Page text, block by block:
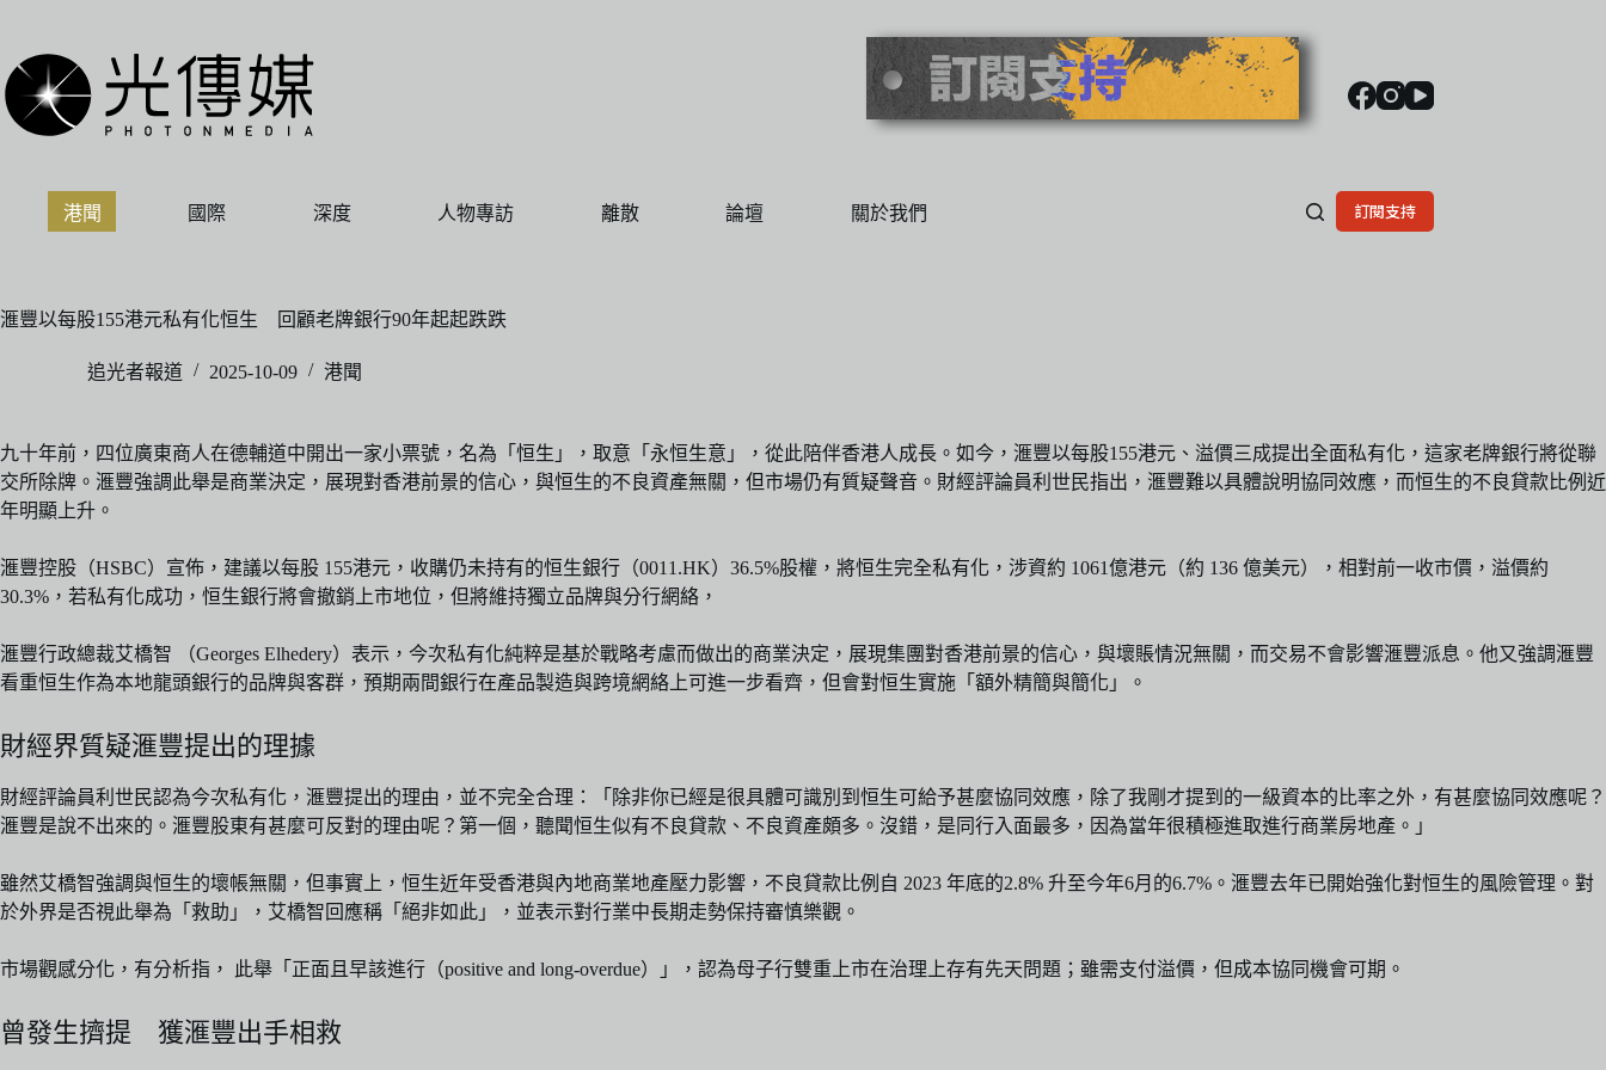
主
要
內
港聞 國際 深度 人物專訪 離散 論壇 關於我們 訂閱支持
滙豐以每股155港元私有化恒生 回顧老牌銀行90年起起跌跌
追光者報道 2025-10-09 港聞
九十年前，四位廣東商人在德輔道中開出一家小票號，名為「恒生」，取意「永恒生意」，從此陪伴香港人成長。如今，滙豐以每股155港元、溢價三成提出全面私有化，這家老牌銀行將從聯
交所除牌。滙豐強調此舉是商業決定，展現對香港前景的信心，與恒生的不良資產無關，但市場仍有質疑聲音。財經評論員利世民指出，滙豐難以具體說明協同效應，而恒生的不良貸款比例近
年明顯上升。
滙豐控股（HSBC）宣佈，建議以每股 155港元，收購仍未持有的恒生銀行（0011.HK）36.5%股權，將恒生完全私有化，涉資約 1061億港元（約 136 億美元），相對前一收市價，溢價約
30.3%，若私有化成功，恒生銀行將會撤銷上市地位，但將維持獨立品牌與分行網絡，
滙豐行政總裁艾橋智 （Georges Elhedery）表示，今次私有化純粹是基於戰略考慮而做出的商業決定，展現集團對香港前景的信心，與壞賬情況無關，而交易不會影響滙豐派息。他又強調滙豐
看重恒生作為本地龍頭銀行的品牌與客群，預期兩間銀行在產品製造與跨境網絡上可進一步看齊，但會對恒生實施「額外精簡與簡化」。
財經界質疑滙豐提出的理據
財經評論員利世民認為今次私有化，滙豐提出的理由，並不完全合理：「除非你已經是很具體可識別到恒生可給予甚麼協同效應，除了我剛才提到的一級資本的比率之外，有甚麼協同效應呢？
滙豐是說不出來的。滙豐股東有甚麼可反對的理由呢？第一個，聽聞恒生似有不良貸款、不良資產頗多。沒錯，是同行入面最多，因為當年很積極進取進行商業房地產。」
雖然艾橋智強調與恒生的壞帳無關，但事實上，恒生近年受香港與內地商業地產壓力影響，不良貸款比例自 2023 年底的2.8% 升至今年6月的6.7%。滙豐去年已開始強化對恒生的風險管理。對
於外界是否視此舉為「救助」，艾橋智回應稱「絕非如此」，並表示對行業中長期走勢保持審慎樂觀。
市場觀感分化，有分析指， 此舉「正面且早該進行（positive and long-overdue）」，認為母子行雙重上市在治理上存有先天問題；雖需支付溢價，但成本協同機會可期。
曾發生擠提 獲滙豐出手相救